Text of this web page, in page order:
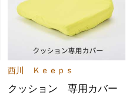
西川 Ｋｅｅｐｓ
クッション 専用カバー